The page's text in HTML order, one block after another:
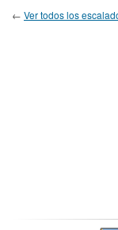
← Ver todos los